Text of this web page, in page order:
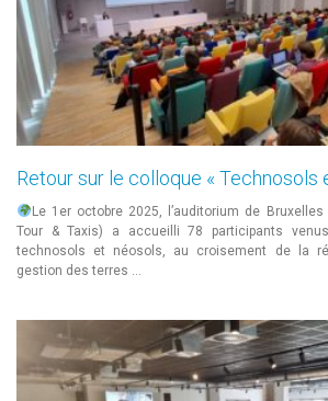
Retour sur le colloque « Technosols
Le 1er octobre 2025, l’auditorium de
Tour & Taxis) a accueilli 78 participants
technosols et néosols, au croisement de la
gestion des terres …